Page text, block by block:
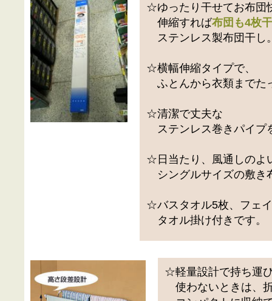
☆ゆったり干せてお布団
伸縮すれば布団も4枚
ステンレス製布団干し
☆横幅伸縮タイプで、
ふとんから衣類までた
☆清潔で丈夫な
ステンレス巻きパイプ
☆日当たり、風通しのよ
シングルサイズの敷き
☆バスタオル5枚、フェ
タオル掛け付きです。
☆軽量設計で持ち運
使わないときは、